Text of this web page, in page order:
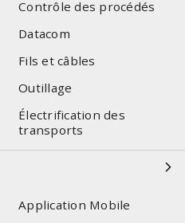
Contrôle des procédés
Datacom
Fils et câbles
Outillage
Électrification des
transports
Application Mobile